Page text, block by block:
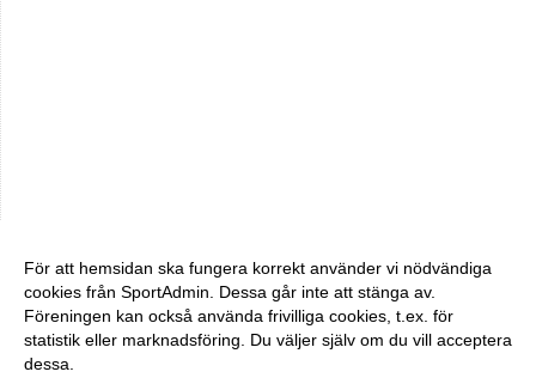
För att hemsidan ska fungera korrekt använder vi nödvändiga
cookies från SportAdmin. Dessa går inte att stänga av.
Föreningen kan också använda frivilliga cookies, t.ex. för
statistik eller marknadsföring. Du väljer själv om du vill acceptera
dessa.